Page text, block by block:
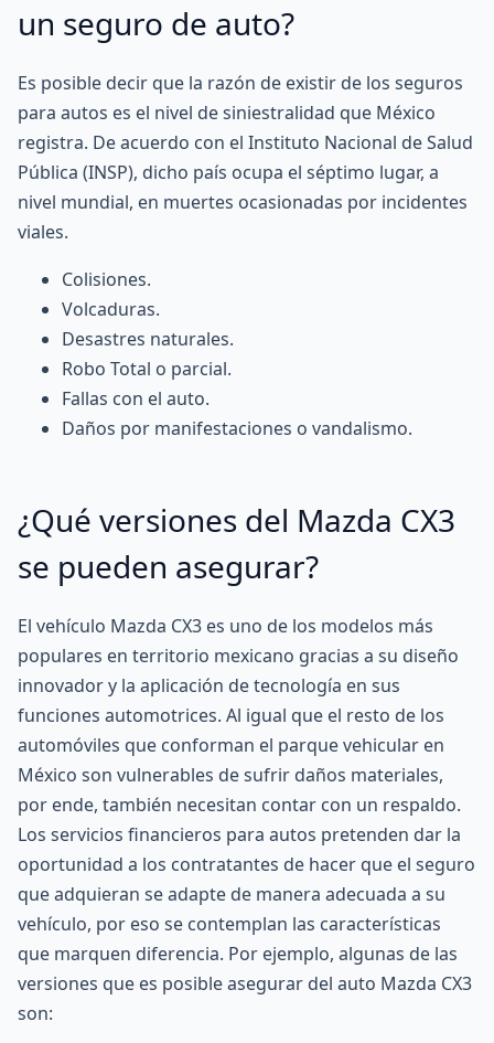
un seguro de auto?
Es posible decir que la razón de existir de los seguros
para autos es el nivel de siniestralidad que México
registra. De acuerdo con el Instituto Nacional de Salud
Pública (INSP), dicho país ocupa el séptimo lugar, a
nivel mundial, en muertes ocasionadas por incidentes
viales.
Colisiones.
Volcaduras.
Desastres naturales.
Robo Total o parcial.
Fallas con el auto.
Daños por manifestaciones o vandalismo.
¿Qué versiones del Mazda CX3
se pueden asegurar?
El vehículo Mazda CX3 es uno de los modelos más
populares en territorio mexicano gracias a su diseño
innovador y la aplicación de tecnología en sus
funciones automotrices. Al igual que el resto de los
automóviles que conforman el parque vehicular en
México son vulnerables de sufrir daños materiales,
por ende, también necesitan contar con un respaldo.
Los servicios financieros para autos pretenden dar la
oportunidad a los contratantes de hacer que el seguro
que adquieran se adapte de manera adecuada a su
vehículo, por eso se contemplan las características
que marquen diferencia. Por ejemplo, algunas de las
versiones que es posible asegurar del auto Mazda CX3
son: